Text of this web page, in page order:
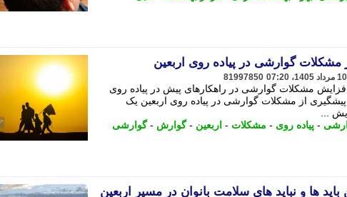
مشکلات گوارشی در پیاده روی اربعین
81997850
مشکلات گوارشی در راهکارهای پیش در پیاده روی
پیشگیری از مشکلات گوارشی در پیاده روی اربعین یک
...
- پیاده روی - مشکلات - اربعین -گوارش -گوارشی
ها و نباید های سلامت بانوان در مسیر اربعین